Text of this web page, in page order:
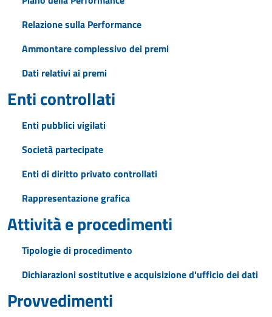
Relazione sulla Performance
Ammontare complessivo dei premi
Dati relativi ai premi
Enti controllati
Enti pubblici vigilati
Società partecipate
Enti di diritto privato controllati
Rappresentazione grafica
Attività e procedimenti
Tipologie di procedimento
Dichiarazioni sostitutive e acquisizione d'ufficio dei dati
Provvedimenti